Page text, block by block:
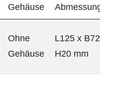
Gehäuse Abmessungen
Ohne
Gehäuse
L125 x B72 x
H20 mm